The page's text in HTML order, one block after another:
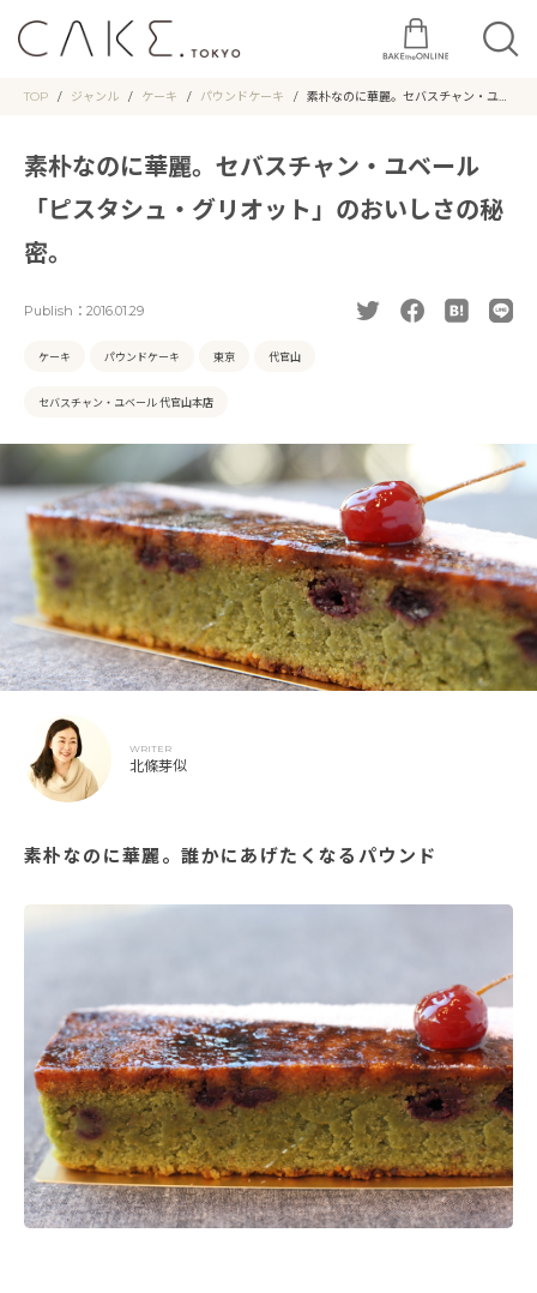
TOP ジャンル ケーキ パウンドケーキ
素朴なのに華麗。セバスチャン・ユベ
素朴なのに華麗。セバスチャン・ユベール
「ピスタシュ・グリオット」のおいしさの秘
密。
Publish： 2016.01.29
ケーキ パウンドケーキ 東京 代官山
セバスチャン・ユベール 代官山本店
WRITER
北條芽似
素朴なのに華麗。誰かにあげたくなるパウンド